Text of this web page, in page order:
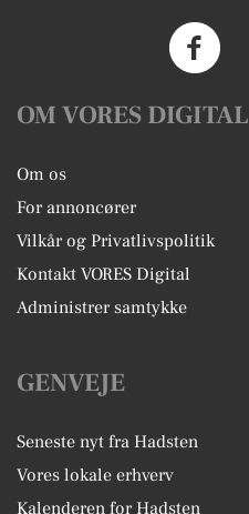
OM VORES DIGITAL
Om os
For annoncører
Vilkår og Privatlivspolitik
Kontakt VORES Digital
Administrer samtykke
GENVEJE
Seneste nyt fra Hadsten
Vores lokale erhverv
Kalenderen for Hadsten